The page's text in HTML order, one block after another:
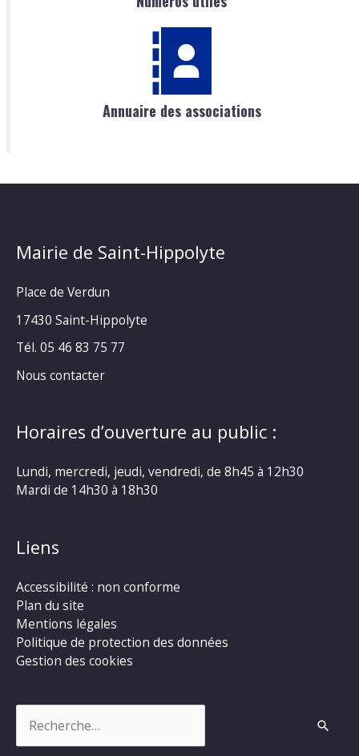
Annuaire des associations
Mairie de Saint-Hippolyte
Place de Verdun
17430 Saint-Hippolyte
Tél. 05 46 83 75 77
Nous contacter
Horaires d’ouverture au public :
Lundi, mercredi, jeudi, vendredi, de 8h45 à 12h30
Mardi de 14h30 à 18h30
Liens
Accessibilité : non conforme
Plan du site
Mentions légales
Politique de protection des données
Gestion des cookies